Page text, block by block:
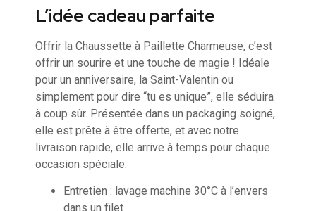
L’idée cadeau parfaite
Offrir la Chaussette à Paillette Charmeuse, c’est
offrir un sourire et une touche de magie ! Idéale
pour un anniversaire, la Saint-Valentin ou
simplement pour dire “tu es unique”, elle séduira
à coup sûr. Présentée dans un packaging soigné,
elle est prête à être offerte, et avec notre
livraison rapide, elle arrive à temps pour chaque
occasion spéciale.
Entretien : lavage machine 30°C à l’envers
dans un filet